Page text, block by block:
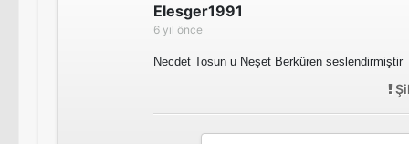
Elesger1991
6 yıl önce
Necdet Tosun u Neşet Berküren seslendirmiştir